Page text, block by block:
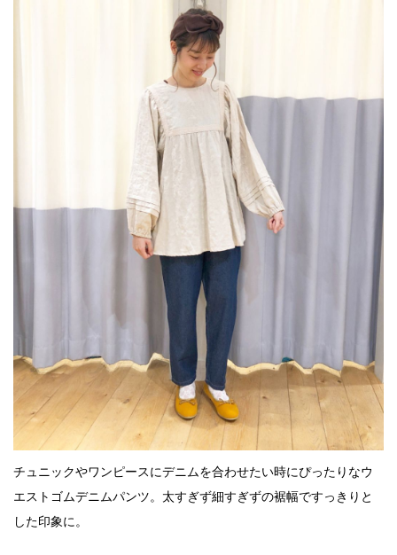
チュニックやワンピースにデニムを合わせたい時にぴったりなウ
エストゴムデニムパンツ。太すぎず細すぎずの裾幅ですっきりと
した印象に。